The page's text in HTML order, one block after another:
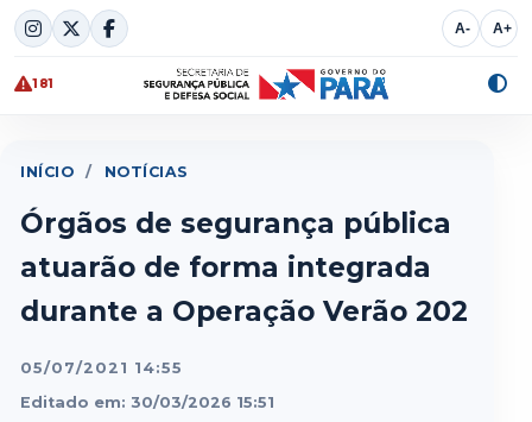
Skip
to
content
A- A+
181
INÍCIO / NOTÍCIAS
Órgãos de segurança pública
atuarão de forma integrada
durante a Operação Verão 202
05/07/2021 14:55
Editado em: 30/03/2026 15:51